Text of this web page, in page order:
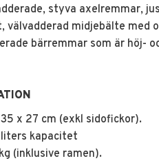
styva axelremmar,
välvadderad midjebälte med
bärremmar som är höj-
x 27 cm (exkl sidofickor).
liters kapacitet
(inklusive ramen).